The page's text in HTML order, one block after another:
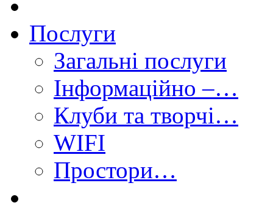
Послуги
Загальні послуги
Інформаційно –…
Клуби та творчі…
WIFI
Простори…